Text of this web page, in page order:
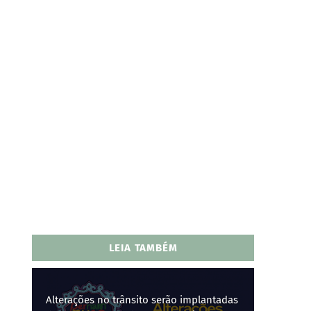
LEIA TAMBÉM
Alterações no trânsito serão implantadas